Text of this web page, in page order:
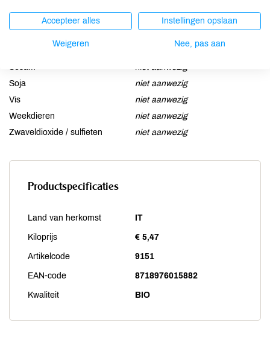
niet aanwezig
Sesam
niet aanwezig
Soja
niet aanwezig
Vis
niet aanwezig
Weekdieren
niet aanwezig
Zwaveldioxide / sulfieten
niet aanwezig
Productspecificaties
Land van herkomst IT
Kiloprijs € 5,47
Artikelcode 9151
EAN-code 8718976015882
Kwaliteit BIO
Accepteer alles Instellingen opslaan
Weigeren Nee, pas aan